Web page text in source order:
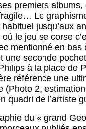
premiers
Le
jusqu’aux
le jeu se corse
mentionné en
une seconde
à la place de
référence une
(Photo 2,
quadri de l’artiste
du « grand